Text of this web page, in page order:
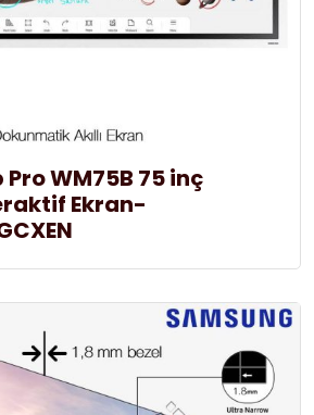
WM75B 75 inç
Ekran-